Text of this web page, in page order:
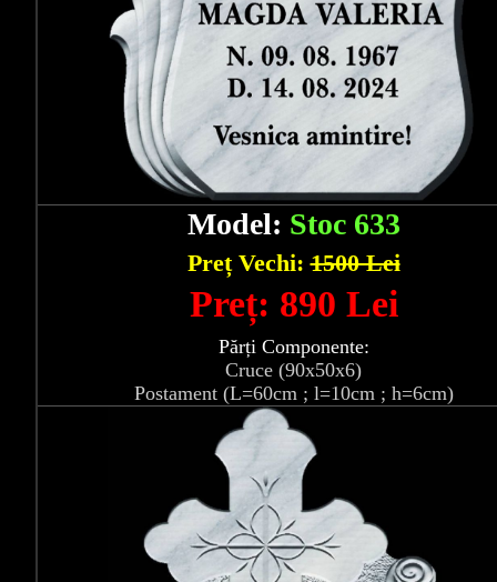
Model: Stoc 633
Preț Vechi:1500 Lei
Preț: 890 Lei
Părți Componente:
Cruce (90x50x6)
Postament (L=60cm ; l=10cm ; h=6cm)